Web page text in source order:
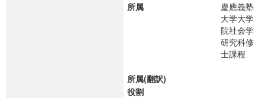
所属
慶應義塾
大学大学
院社会学
研究科修
士課程
所属(翻訳)
役割